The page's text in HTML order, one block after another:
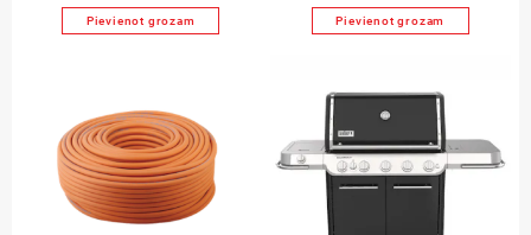
Pievienot grozam Pievienot grozam